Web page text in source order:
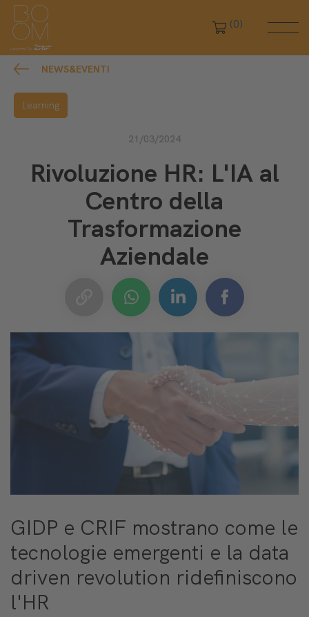
(0)
NEWS&EVENTI
Learning
21/03/2024
Rivoluzione HR: L'IA al
Centro della
Trasformazione
Aziendale
GIDP e CRIF mostrano come le
tecnologie emergenti e la data
driven revolution ridefiniscono
l'HR